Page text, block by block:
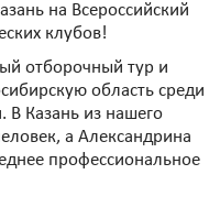
на Всероссийский
клубов!
отборочный тур и
область среди
В Казань из нашего
а Александрина
профессиональное